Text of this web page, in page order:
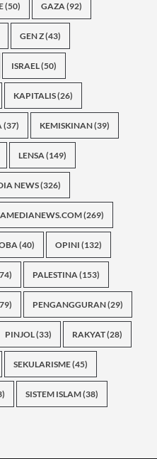
(50) GAZA(92)
GEN Z(43)
ISRAEL(50)
KAPITALIS(26)
(37) KEMISKINAN(39)
LENSA(149)
NEWS(326)
(269)
(40) OPINI (132)
PALESTINA(153)
PENGANGGURAN(29)
PINJOL(33) RAKYAT(28)
SEKULARISME(45)
SISTEM ISLAM(38)